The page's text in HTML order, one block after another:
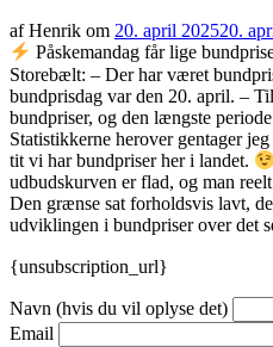
af Henrik om 20. april 202520.
Påskemandag får lige
Storebælt: – Der har været
bundprisdag var den 20. april. –
bundpriser, og den længste
Statistikkerne herover gentager
tit vi har bundpriser her i landet.
udbudskurven er flad, og man
Den grænse sat forholdsvis lavt,
udviklingen i bundpriser over det
{unsubscription_url}
Navn (hvis du vil oplyse det)
Email